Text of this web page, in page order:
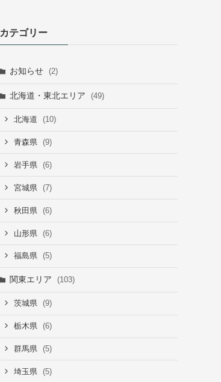
カテゴリー
お知らせ (2)
北海道・東北エリア (49)
北海道 (10)
青森県 (9)
岩手県 (6)
宮城県 (7)
秋田県 (6)
山形県 (6)
福島県 (5)
関東エリア (103)
茨城県 (9)
栃木県 (6)
群馬県 (5)
埼玉県 (5)